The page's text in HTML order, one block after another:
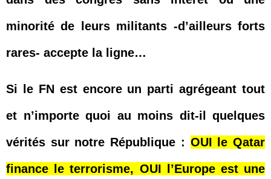
minorité de leurs militants -d’ailleurs forts
rares- accepte la ligne…
Si le FN est encore un parti agrégeant tout
et n’importe quoi au moins dit-il quelques
vérités sur notre République : OUI le Qatar
finance le terrorisme, OUI l’Europe est une